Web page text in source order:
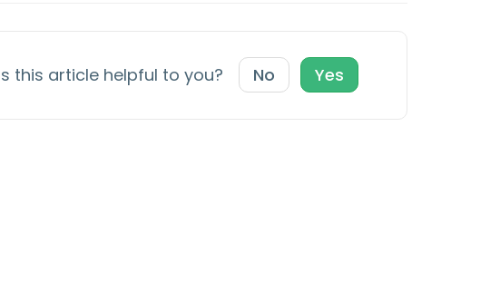
this article helpful to you? No Yes